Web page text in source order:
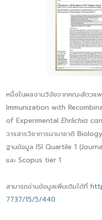
หนึ่งในผลงานวิจัยจากคณะสัตวแ
Immunization with
of Experimental Ehrlichia
วารสารวิชาการนานาชาติ
ฐานข้อมูล ISI Quartile 1
และ Scopus tier 1
สามารถอ่านข้อมูลเพิ่มเติมได้ที่
7737/15/5/440